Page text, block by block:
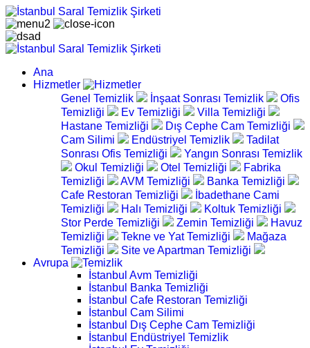
Ana
Hizmetler
Genel Temizlik
İnşaat Sonrası Temizlik
Ofis
Temizliği
Ev Temizliği
Villa Temizliği
Hastane Temizliği
Dış Cephe Cam Temizliği
Cam Silimi
Endüstriyel Temizlik
Tadilat
Sonrası Ofis Temizliği
Yangın Sonrası Temizlik
Okul Temizliği
Otel Temizliği
Fabrika
Temizliği
AVM Temizliği
Banka Temizliği
Cafe Restoran Temizliği
İbadethane Cami
Temizliği
Halı Temizliği
Koltuk Temizliği
Stor Perde Temizliği
Zemin Temizliği
Havuz
Temizliği
Tekne ve Yat Temizliği
Mağaza
Temizliği
Site ve Apartman Temizliği
Avrupa
İstanbul Avm Temizliği
İstanbul Banka Temizliği
İstanbul Cafe Restoran Temizliği
İstanbul Cam Silimi
İstanbul Dış Cephe Cam Temizliği
İstanbul Endüstriyel Temizlik